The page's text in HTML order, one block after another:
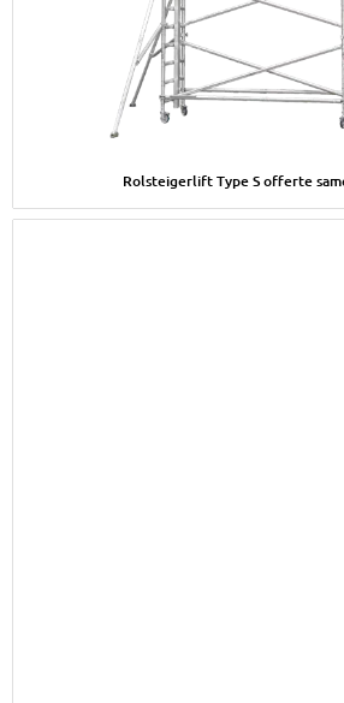
Rolsteigerlift Type S offerte